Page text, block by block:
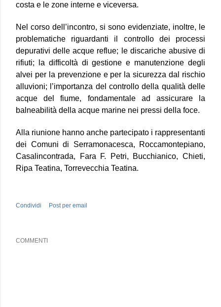
costa e le zone interne e viceversa.
Nel corso dell’incontro, si sono evidenziate, inoltre, le
problematiche riguardanti il controllo dei processi
depurativi delle acque reflue; le discariche abusive di
rifiuti; la difficoltà di gestione e manutenzione degli
alvei per la prevenzione e per la sicurezza dal rischio
alluvioni; l’importanza del controllo della qualità delle
acque del fiume, fondamentale ad assicurare la
balneabilità della acque marine nei pressi della foce.
Alla riunione hanno anche partecipato i rappresentanti
dei Comuni di Serramonacesca, Roccamontepiano,
Casalincontrada, Fara F. Petri, Bucchianico, Chieti,
Ripa Teatina, Torrevecchia Teatina.
Condividi Post per email
COMMENTI